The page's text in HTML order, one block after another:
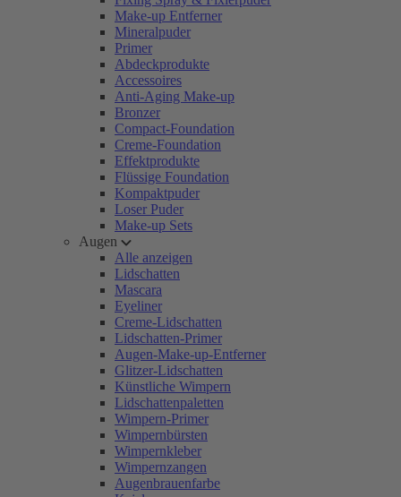
Make-up Entferner
Mineralpuder
Primer
Abdeckprodukte
Accessoires
Anti-Aging Make-up
Bronzer
Compact-Foundation
Creme-Foundation
Effektprodukte
Flüssige Foundation
Kompaktpuder
Loser Puder
Make-up Sets
Augen
Alle anzeigen
Lidschatten
Mascara
Eyeliner
Creme-Lidschatten
Lidschatten-Primer
Augen-Make-up-Entferner
Glitzer-Lidschatten
Künstliche Wimpern
Lidschattenpaletten
Wimpern-Primer
Wimpernbürsten
Wimpernkleber
Wimpernzangen
Augenbrauenfarbe